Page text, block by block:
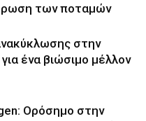
των ποταμών
στην
ένα βιώσιμο μέλλον
Ορόσημο στην